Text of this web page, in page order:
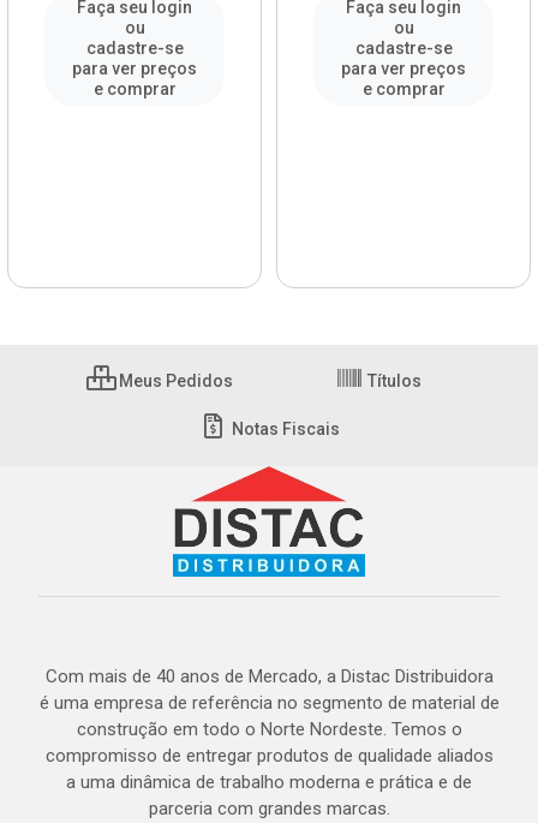
Faça seu login
ou
cadastre-se
para ver preços
e comprar
Faça seu login
ou
cadastre-se
para ver preços
e comprar
Meus Pedidos Títulos
Notas Fiscais
Com mais de 40 anos de Mercado, a Distac Distribuidora
é uma empresa de referência no segmento de material de
construção em todo o Norte Nordeste. Temos o
compromisso de entregar produtos de qualidade aliados
a uma dinâmica de trabalho moderna e prática e de
parceria com grandes marcas.